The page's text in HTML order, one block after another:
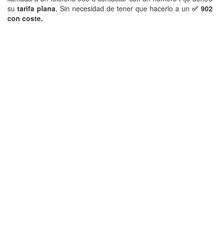
su tarifa plana, Sin necesidad de tener que hacerlo a un ✅ 902
con coste.